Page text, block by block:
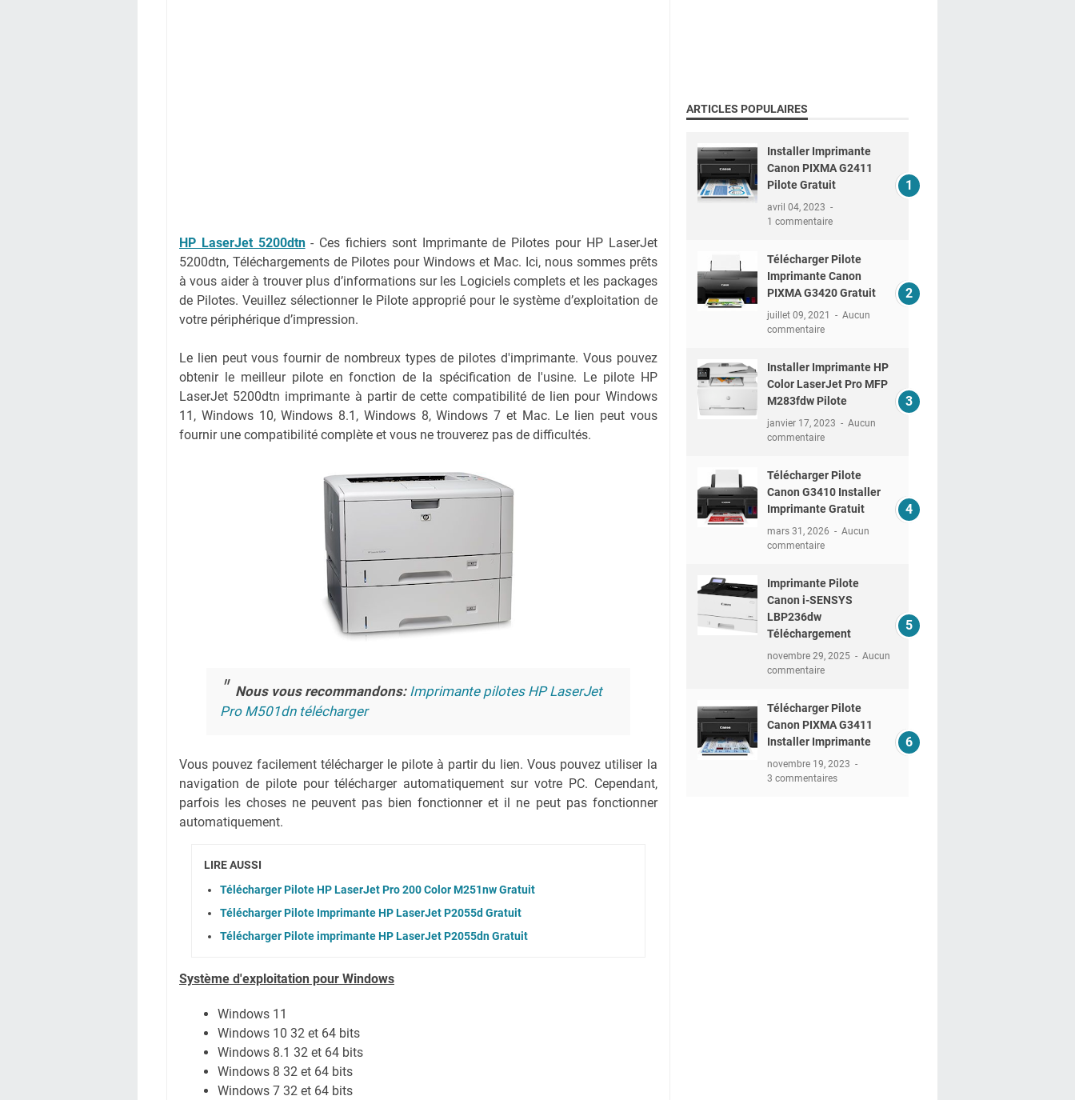
HP LaserJet 5200dtn - Ces fichiers sont Imprimante de Pilotes pour HP LaserJet
5200dtn, Téléchargements de Pilotes pour Windows et Mac. Ici, nous sommes prêts
à vous aider à trouver plus d’informations sur les Logiciels complets et les packages
de Pilotes. Veuillez sélectionner le Pilote approprié pour le système d’exploitation de
votre périphérique d’impression.
Le lien peut vous fournir de nombreux types de pilotes d'imprimante. Vous pouvez
obtenir le meilleur pilote en fonction de la spécification de l'usine. Le pilote HP
LaserJet 5200dtn imprimante à partir de cette compatibilité de lien pour Windows
11, Windows 10, Windows 8.1, Windows 8, Windows 7 et Mac. Le lien peut vous
fournir une compatibilité complète et vous ne trouverez pas de difficultés.
Nous vous recommandons: Imprimante pilotes HP LaserJet
Pro M501dn télécharger
Vous pouvez facilement télécharger le pilote à partir du lien.Vous pouvez utiliser la
navigation de pilote pour télécharger automatiquement sur votre PC. Cependant,
parfois les choses ne peuvent pas bien fonctionner et il ne peut pas fonctionner
automatiquement.
LIRE AUSSI
Télécharger Pilote HP LaserJet Pro 200 Color M251nw Gratuit
Télécharger Pilote Imprimante HP LaserJet P2055d Gratuit
Télécharger Pilote imprimante HP LaserJet P2055dn Gratuit
Système d'exploitation pour Windows
Windows 11
Windows 10 32 et 64 bits
Windows 8.1 32 et 64 bits
Windows 8 32 et 64 bits
Windows 7 32 et 64 bits
ARTICLES POPULAIRES
Installer Imprimante
Canon PIXMA G2411
Pilote Gratuit
avril 04, 2023
1 commentaire
Télécharger Pilote
Imprimante Canon
PIXMA G3420 Gratuit
juillet 09, 2021
Aucun
commentaire
Installer Imprimante HP
Color LaserJet Pro MFP
M283fdw Pilote
janvier 17, 2023
Aucun
commentaire
Télécharger Pilote
Canon G3410 Installer
Imprimante Gratuit
mars 31, 2026
Aucun
commentaire
Imprimante Pilote
Canon i-SENSYS
LBP236dw
Téléchargement
novembre 29, 2025
Aucun
commentaire
Télécharger Pilote
Canon PIXMA G3411
Installer Imprimante
novembre 19, 2023
3 commentaires